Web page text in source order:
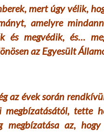
mert úgy vélik,
amelyre
és megvédik, és…
az Egyesült
az évek során
tette
megbízatása az,